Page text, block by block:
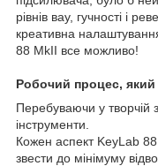
рівнів вау, гучності і
креативна
88 MkII все можливо!
Робочий процес,
Перебуваючи у творчій
інструменти.
Кожен аспект KeyLab
звести до мінімуму